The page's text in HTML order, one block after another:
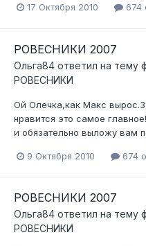
17 Октября 2010 674
РОВЕСНИКИ 2007
Ольга84 ответил на тему
РОВЕСНИКИ
Ой Олечка,как Макс
нравится это самое
и обязательно выложу вам
9 Октября 2010 674
РОВЕСНИКИ 2007
Ольга84 ответил на тему
РОВЕСНИКИ